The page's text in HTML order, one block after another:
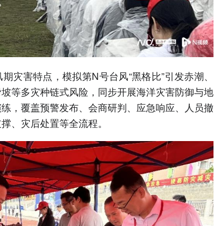
灾害特点，模拟第N号台风“黑格比”引发赤潮、
等多灾种链式风险，同步开展海洋灾害防御与地
，覆盖预警发布、会商研判、应急响应、人员撤
、灾后处置等全流程。